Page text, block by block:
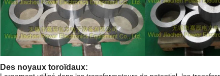
Des noyaux toroïdaux: